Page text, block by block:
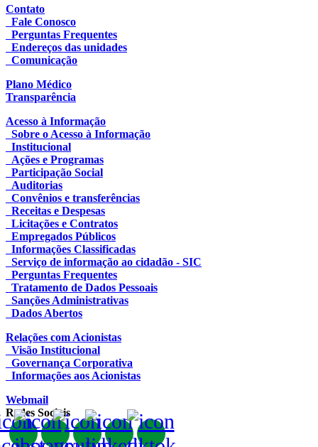
Contato
Fale Conosco
Perguntas Frequentes
Endereços das unidades
Comunicação
Plano Médico
Transparência
Acesso à Informação
Sobre o Acesso à Informação
Institucional
Ações e Programas
Participação Social
Auditorias
Convênios e transferências
Receitas e Despesas
Licitações e Contratos
Empregados Públicos
Informações Classificadas
Serviço de informação ao cidadão - SIC
Perguntas Frequentes
Tratamento de Dados Pessoais
Sanções Administrativas
Dados Abertos
Relações com Acionistas
Visão Institucional
Governança Corporativa
Informações aos Acionistas
Webmail
Redes Sociais